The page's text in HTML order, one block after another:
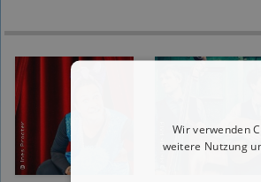
Wir verwenden
weitere Nutzung